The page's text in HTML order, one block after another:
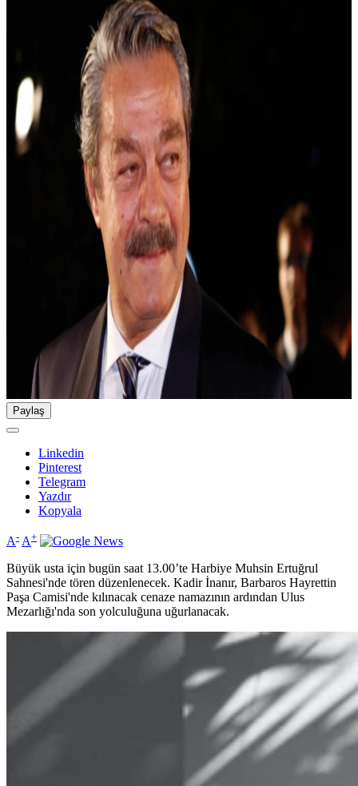
Paylaş
Linkedin
Pinterest
Telegram
Yazdır
Kopyala
A- A+
Büyük usta için bugün saat 13.00’te Harbiye Muhsin Ertuğrul
Sahnesi'nde tören düzenlenecek. Kadir İnanır, Barbaros Hayrettin
Paşa Camisi'nde kılınacak cenaze namazının ardından Ulus
Mezarlığı'nda son yolculuğuna uğurlanacak.